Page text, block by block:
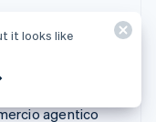
agentico
it looks like